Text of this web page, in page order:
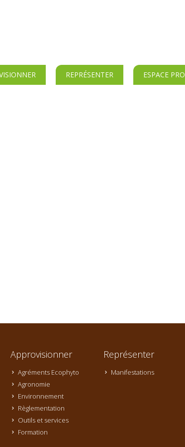
REPRÉSENTER ESPACE PRO
Approvisionner
Agréments Ecophyto
Agronomie
Environnement
Règlementation
Outils et services
Formation
Représenter
Manifestations